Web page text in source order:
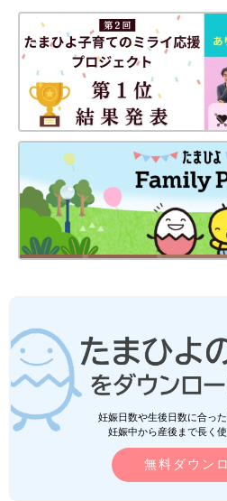
妊娠日数や生後日数に合っ
妊娠中から産後まで長く
無料ダウン